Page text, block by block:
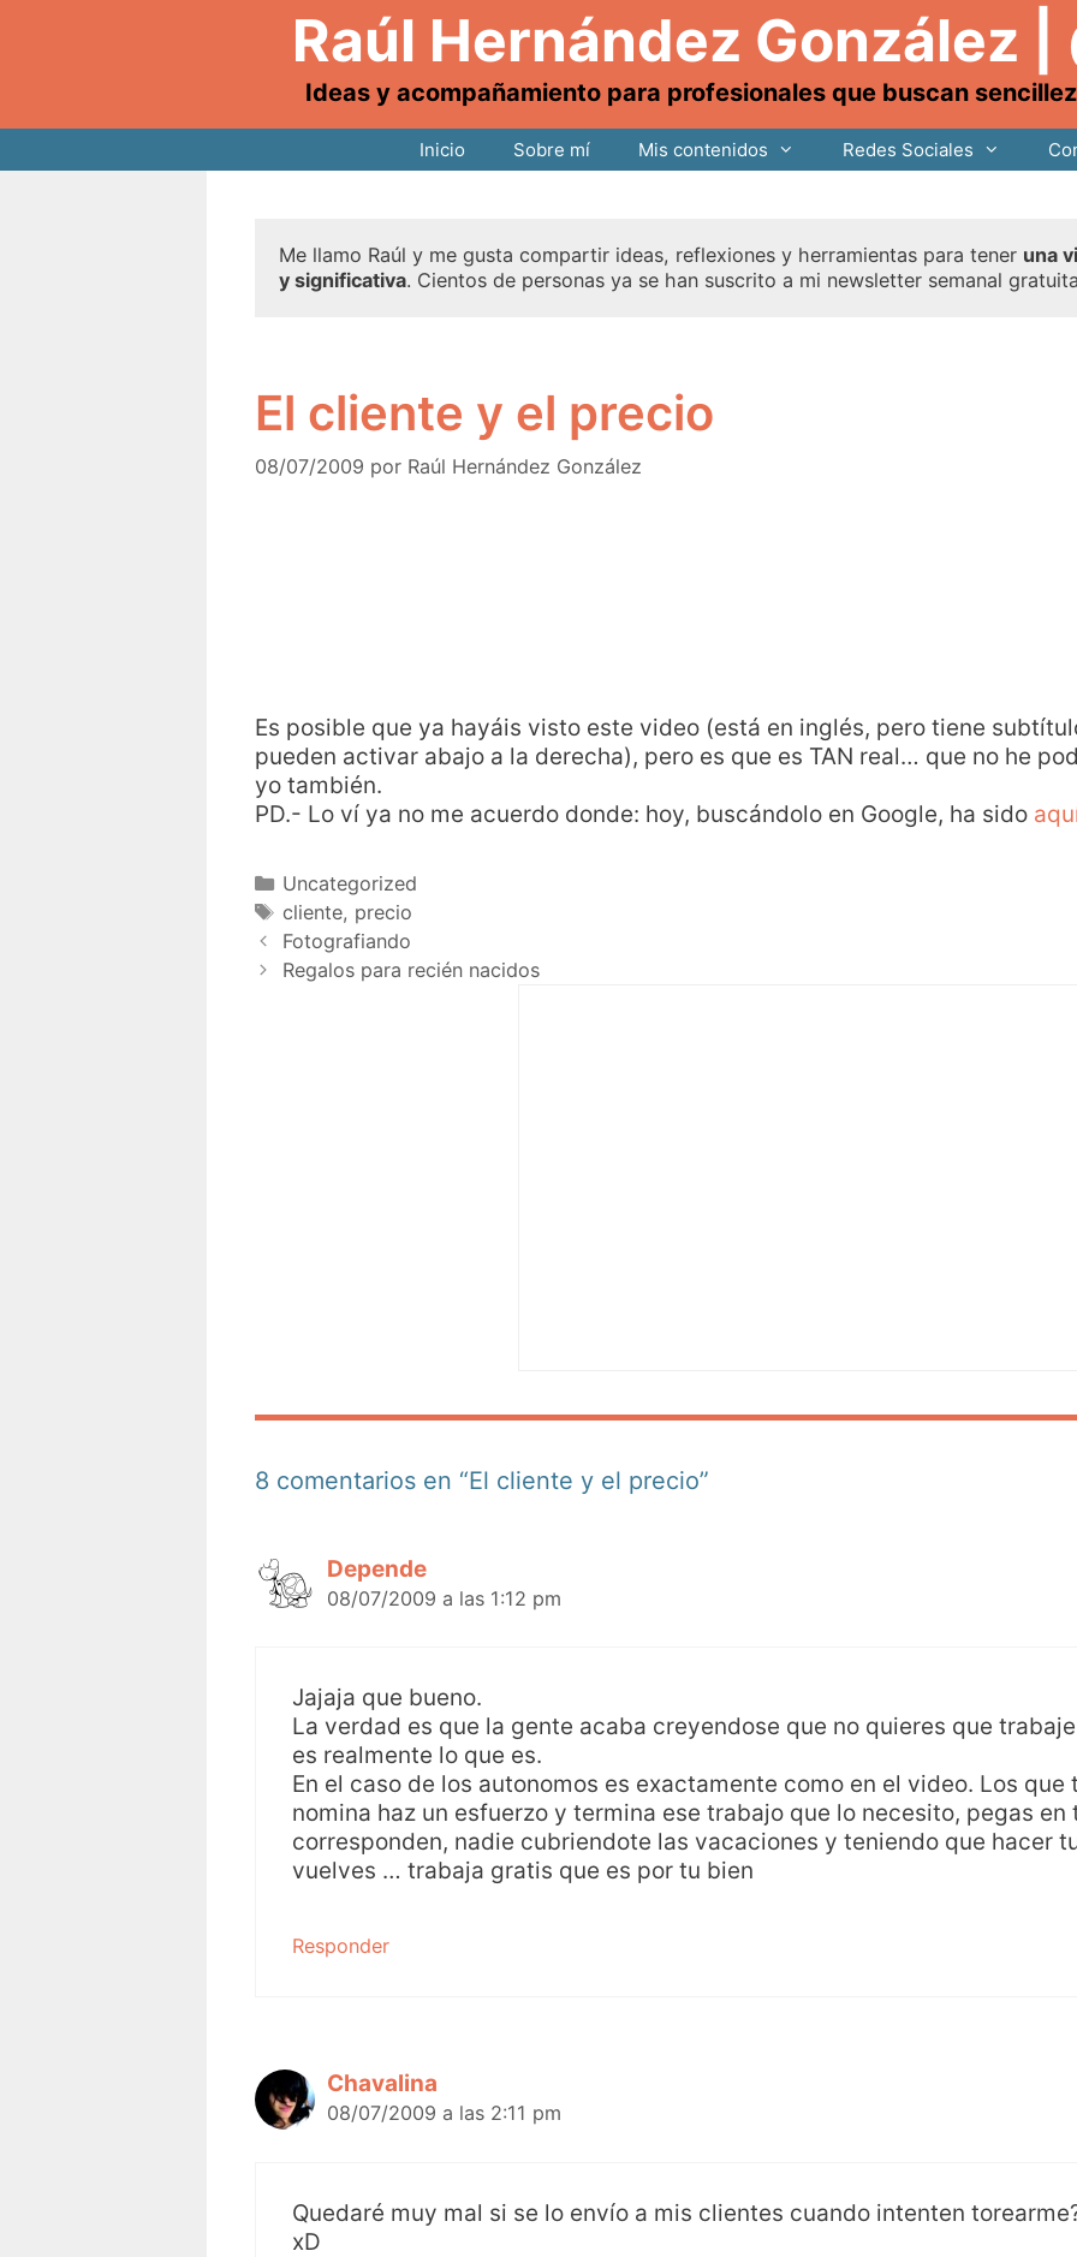
Raúl Hernández González |
Ideas y acompañamiento para profesionales que buscan
Inicio Sobre mí Mis contenidos Redes Sociales
Me llamo Raúl y me gusta compartir ideas, reflexiones y herramientas para tener una
y significativa. Cientos de personas ya se han suscrito a mi newsletter semanal
El cliente y el precio
08/07/2009 por Raúl Hernández González
Es posible que ya hayáis visto este video (está en inglés, pero tiene
pueden activar abajo a la derecha), pero es que es TAN real… que no he
yo también.
PD.- Lo ví ya no me acuerdo donde: hoy, buscándolo en Google, ha sido
Uncategorized
cliente, precio
Fotografiando
Regalos para recién nacidos
8 comentarios en “El cliente y el precio”
Depende
08/07/2009 a las 1:12 pm
Jajaja que bueno.
La verdad es que la gente acaba creyendose que no quieres que
es realmente lo que es.
En el caso de los autonomos es exactamente como en el video. Los que
nomina haz un esfuerzo y termina ese trabajo que lo necesito, pegas
corresponden, nadie cubriendote las vacaciones y teniendo que hacer
vuelves … trabaja gratis que es por tu bien
Responder
Chavalina
08/07/2009 a las 2:11 pm
Quedaré muy mal si se lo envío a mis clientes cuando intenten
xD